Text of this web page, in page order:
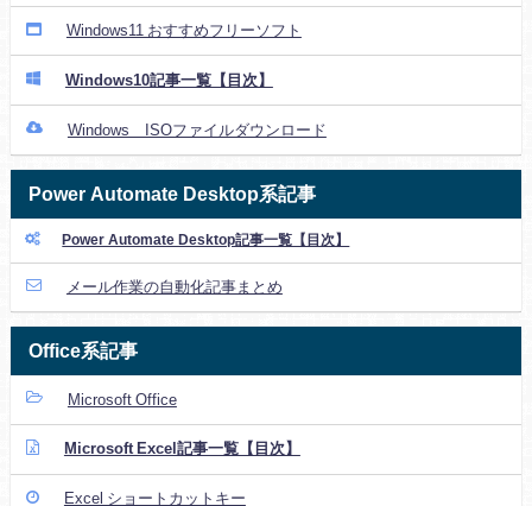
Windows11 おすすめフリーソフト
Windows10記事一覧【目次】
Windows ISOファイルダウンロード
Power Automate Desktop系記事
Power Automate Desktop記事一覧【目次】
メール作業の自動化記事まとめ
Office系記事
Microsoft Office
Microsoft Excel記事一覧【目次】
Excel ショートカットキー